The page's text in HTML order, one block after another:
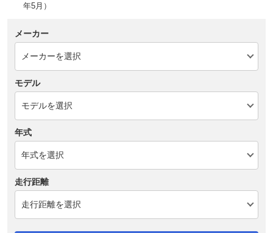
年5月）
メーカー
モデル
年式
走行距離